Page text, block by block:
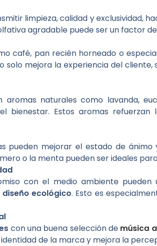
limpieza, calidad y exclusividad,
agradable puede ser un factor
café, pan recién horneado o
solo mejora la experiencia del
aromas naturales como lavanda,
bienestar. Estos aromas refuerzan
pueden mejorar el estado de
o la menta pueden ser ideales
con el medio ambiente
diseño ecológico. Esto es
con una buena selección de música
de la marca y mejora la